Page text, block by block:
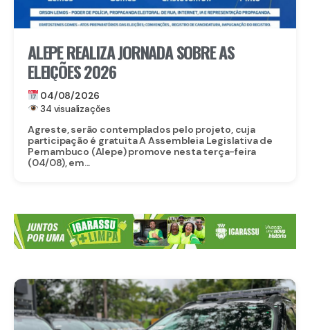
ALEPE REALIZA JORNADA SOBRE AS
ELEIÇÕES 2026
04/08/2026
34 visualizações
Agreste, serão contemplados pelo projeto, cuja
participação é gratuita A Assembleia Legislativa de
Pernambuco (Alepe) promove nesta terça-feira
(04/08), em...